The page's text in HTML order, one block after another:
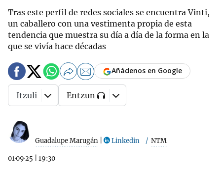
Tras este perfil de redes sociales se encuentra Vinti,
un caballero con una vestimenta propia de esta
tendencia que muestra su día a día de la forma en la
que se vivía hace décadas
Guadalupe Marugán Linkedin NTM
01·09·25 19:30
Añádenos en Google
Itzuli Entzun